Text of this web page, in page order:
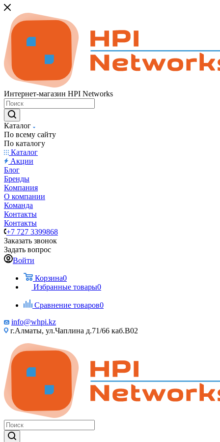
Интернет-магазин HPI Networks
Каталог
По всему сайту
По каталогу
Каталог
Акции
Блог
Бренды
Компания
О компании
Команда
Контакты
Контакты
+7 727 3399868
Заказать звонок
Задать вопрос
Войти
Корзина0
Избранные товары0
Сравнение товаров0
info@whpi.kz
г.Алматы, ул.Чаплина д.71/66 каб.B02